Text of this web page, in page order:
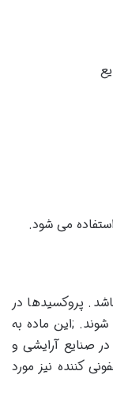
می شود.
پروکسیدها در
;این ماده به
صنایع آرایشی و
کننده نیز مورد